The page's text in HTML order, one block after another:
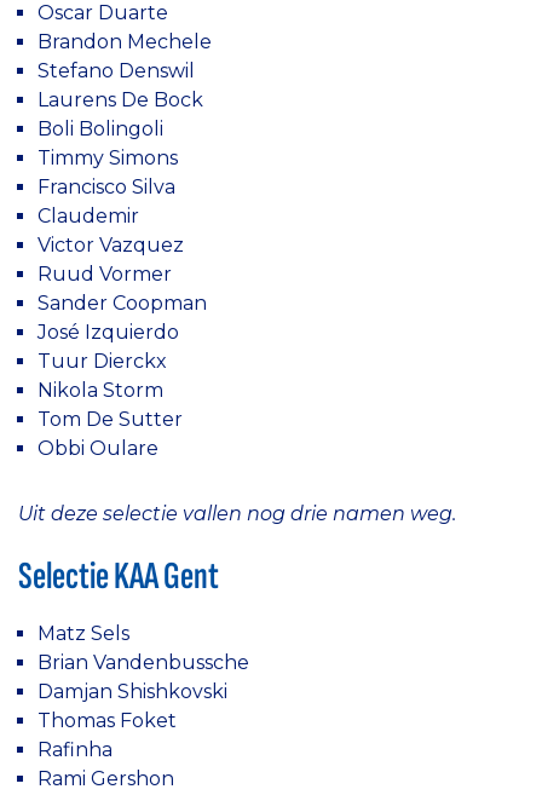
Oscar Duarte
Brandon Mechele
Stefano Denswil
Laurens De Bock
Boli Bolingoli
Timmy Simons
Francisco Silva
Claudemir
Victor Vazquez
Ruud Vormer
Sander Coopman
José Izquierdo
Tuur Dierckx
Nikola Storm
Tom De Sutter
Obbi Oulare
Uit deze selectie vallen nog drie namen weg.
Selectie KAA Gent
Matz Sels
Brian Vandenbussche
Damjan Shishkovski
Thomas Foket
Rafinha
Rami Gershon